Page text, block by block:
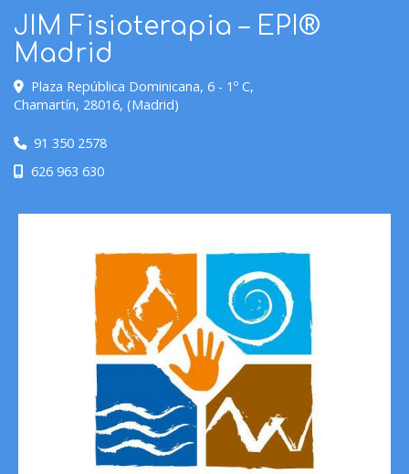
JIM Fisioterapia – EPI®
Madrid
Plaza República Dominicana, 6 - 1º C,
Chamartín, 28016, (Madrid)
91 350 2578
626 963 630